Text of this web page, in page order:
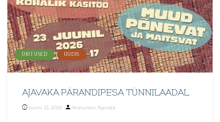
ÜRITUSED UUDIS
AJAVAKA PÄRANDIPESA TÜNNILAADAL
juuni 12, 2026
Posted
Avinurme Ajavakk